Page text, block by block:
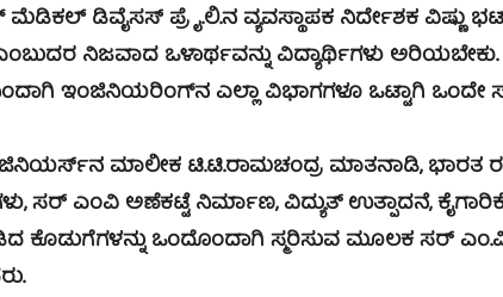
ಡಿವೈಸಸ್ ಪ್ರೈ.ಲಿ.ನ ವ್ಯವಸ್ಥಾಪಕ ನಿರ್ದೇಶಕ
ನಿಜವಾದ ಒಳಾರ್ಥವನ್ನು ವಿದ್ಯಾರ್ಥಿಗಳು
ಇಂಜಿನಿಯರಿಂಗ್‍ನ ಎಲ್ಲಾ ವಿಭಾಗಗಳೂ ಒಟ್ಟಾಗಿ ಒಂದೇ
ಮಾಲೀಕ ಟಿ.ಟಿ.ರಾಮಚಂದ್ರ ಮಾತನಾಡಿ, ಭಾರತ ರತ್ನ
ಸರ್ ಎಂವಿ ಅಣೆಕಟ್ಟೆ ನಿರ್ಮಾಣ, ವಿದ್ಯುತ್ ಉತ್ಪಾದನೆ,
ಕೊಡುಗೆಗಳನ್ನು ಒಂದೊಂದಾಗಿ ಸ್ಮರಿಸುವ ಮೂಲಕ ಸರ್